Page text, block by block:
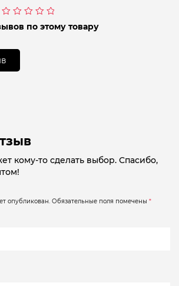
0 по этому товару
кому-то сделать выбор. Спасибо,
опубликован. Обязательные поля помечены *